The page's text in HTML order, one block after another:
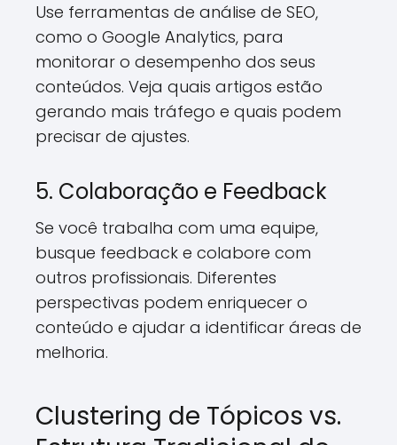
Use ferramentas de análise de SEO,
como o Google Analytics, para
monitorar o desempenho dos seus
conteúdos. Veja quais artigos estão
gerando mais tráfego e quais podem
precisar de ajustes.
5. Colaboração e Feedback
Se você trabalha com uma equipe,
busque feedback e colabore com
outros profissionais. Diferentes
perspectivas podem enriquecer o
conteúdo e ajudar a identificar áreas de
melhoria.
Clustering de Tópicos vs.